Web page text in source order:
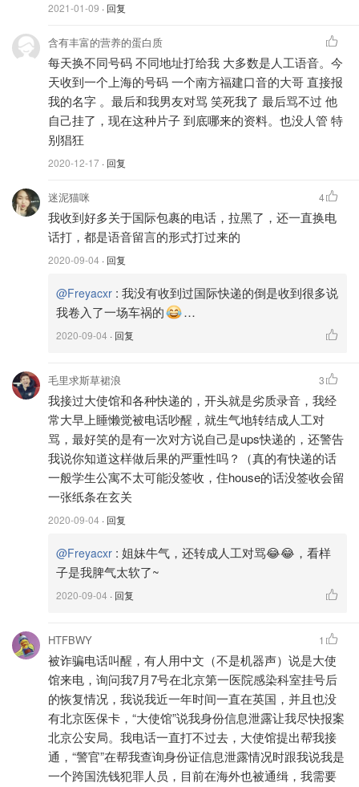
看了这么多微博小伙伴的回复，你在英国接到诈骗电话的经
历，是不是也想立刻想吐槽出来？赶快在文章下方的留言板
里评论出来吧！聊天就有金币拿，精选上墙更有追加奖励！
💡评论可以发图啦！小伙伴们图片、表情包甩起来~记得给你觉
得优秀的评论点赞！
本次问答标签：#英国诈骗电话
2021-01-09 · 回复
含有丰富的营养的蛋白质
每天换不同号码 不同地址打给我 大多数是人工语音。今
天收到一个上海的号码 一个南方福建口音的大哥 直接报
我的名字 。最后和我男友对骂 笑死我了 最后骂不过 他
自己挂了，现在这种片子 到底哪来的资料。也没人管 特
别猖狂
2020-12-17 · 回复
迷泥猫咪
我收到好多关于国际包裹的电话，拉黑了，还一直换电
话打，都是语音留言的形式打过来的
2020-09-04 · 回复
4
@Freyacxr : 我没有收到过国际快递的倒是收到很多说
我卷入了一场车祸的
…
2020-09-04 · 回复
毛里求斯草裙浪
我接过大使馆和各种快递的，开头就是劣质录音，我经
常大早上睡懒觉被电话吵醒，就生气地转结成人工对
骂，最好笑的是有一次对方说自己是ups快递的，还警告
我说你知道这样做后果的严重性吗？（真的有快递的话
一般学生公寓不太可能没签收，住house的话没签收会留
一张纸条在玄关
2020-09-04 · 回复
3
@Freyacxr : 姐妹牛气，还转成人工对骂😂😂，看样
子是我脾气太软了~
2020-09-04 · 回复
HTFBWY
被诈骗电话叫醒，有人用中文（不是机器声）说是大使
馆来电，询问我7月7号在北京第一医院感染科室挂号后
的恢复情况，我说我近一年时间一直在英国，并且也没
有北京医保卡，“大使馆”说我身份信息泄露让我尽快报案
北京公安局。我电话一直打不过去，大使馆提出帮我接
通，“警官”在帮我查询身份证信息泄露情况时跟我说我是
一个跨国洗钱犯罪人员，目前在海外也被通缉，我需要
1